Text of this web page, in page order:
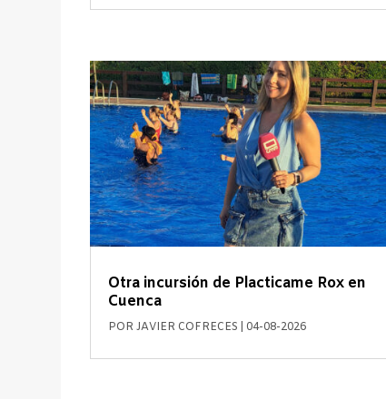
Otra incursión de Placticame Rox en
Cuenca
PORJAVIER COFRECES 04-08-2026